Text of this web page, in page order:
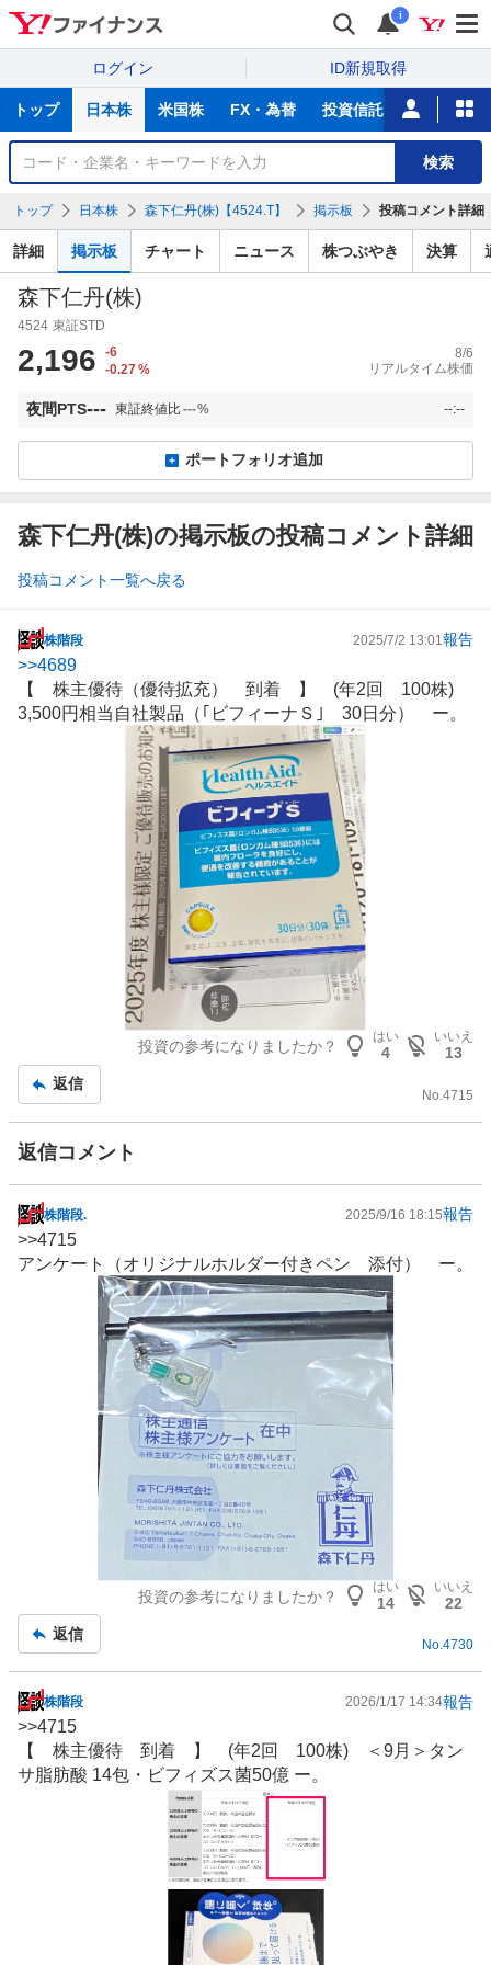
i
ログイン ID新規取得
サ
トップ 日本株 米国株 FX・為替 投資信託 ニュース
銘
検
索
検索
トップ 日本株 森下仁丹(株)【4524.T】 掲示板 投稿コメント詳細
詳細 掲示板 チャート ニュース 株つぶやき 決算
森下仁丹(株)
4524 東証STD
2,196
-6
-0.27%
8/6
リアルタイム株価
夜間PTS--- 東証終値比---% --:--
ポートフォリオ追加
森下仁丹(株)の掲示板の投稿コメント詳細
投稿コメント一覧へ戻る
掲
示
板
記
株階段 2025/7/2 13:01 報告
>>4689
【 株主優待（優待拡充） 到着 】 (年2回 100株)
3,500円相当自社製品（｢ビフィーナＳ｣ 30日分） ー。
投資の参考になりましたか？
はい
4
いいえ
13
返信
No. 4715
返信コメント
掲
示
板
株階段. 2025/9/16 18:15報告
>>4715
アンケート（オリジナルホルダー付きペン 添付） ー。
投資の参考になりましたか？
はい
14
いいえ
22
返信
No.4730
掲
示
板
記
株階段 2026/1/17 14:34報告
>>4715
【 株主優待 到着 】 (年2回 100株) ＜9月＞タン
サ脂肪酸 14包・ビフィズス菌50億 ー。